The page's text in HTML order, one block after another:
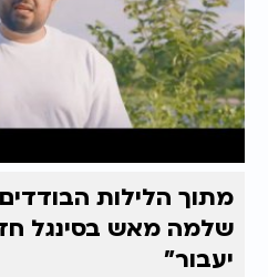
מתוך הלילות
שלמה מאש בסינגל
יעבור"